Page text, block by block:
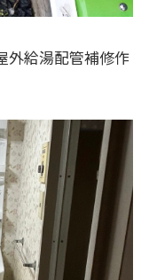
外給湯配管補修作